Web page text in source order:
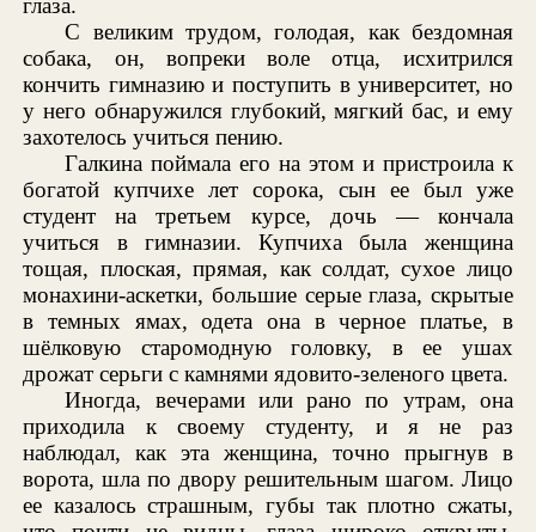
глаза.
С великим трудом, голодая, как бездомная
собака, он, вопреки воле отца, исхитрился
кончить гимназию и поступить в университет, но
у него обнаружился глубокий, мягкий бас, и ему
захотелось учиться пению.
Галкина поймала его на этом и пристроила к
богатой купчихе лет сорока, сын ее был уже
студент на третьем курсе, дочь — кончала
учиться в гимназии. Купчиха была женщина
тощая, плоская, прямая, как солдат, сухое лицо
монахини-аскетки, большие серые глаза, скрытые
в темных ямах, одета она в черное платье, в
шёлковую старомодную головку, в ее ушах
дрожат серьги с камнями ядовито-зеленого цвета.
Иногда, вечерами или рано по утрам, она
приходила к своему студенту, и я не раз
наблюдал, как эта женщина, точно прыгнув в
ворота, шла по двору решительным шагом. Лицо
ее казалось страшным, губы так плотно сжаты,